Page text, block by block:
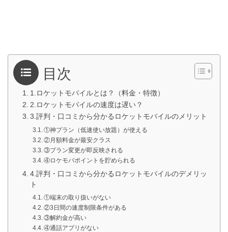
目次
1.ロケットモバイルとは？（料金・特徴）
2.ロケットモバイルの速度は遅い？
3.評判・口コミから分かるロケットモバイルのメリット
①神プラン（低速使い放題）が使える
②月額料金が最安クラス
③プラン変更が即反映される
④ロケモバポイントを貯められる
4.評判・口コミから分かるロケットモバイルのデメリッ
ト
①端末の取り扱いがない
②3日間の速度制限条件がある
③解約金が高い
④通話アプリがない